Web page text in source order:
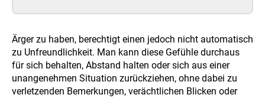
Ärger zu haben, berechtigt einen jedoch nicht automatisch
zu Unfreundlichkeit. Man kann diese Gefühle durchaus
für sich behalten, Abstand halten oder sich aus einer
unangenehmen Situation zurückziehen, ohne dabei zu
verletzenden Bemerkungen, verächtlichen Blicken oder